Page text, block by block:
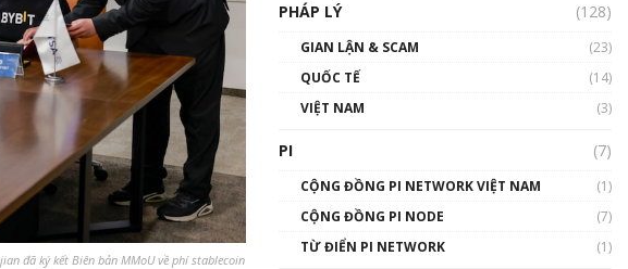
đã ký kết Biên bản MMoU về phí stablecoin
01:32:59
Talkshow17: Mùa đông
Crypto – Chiếc khăn gió ấm
PHÁP LÝ
(128)
GIAN LẬN & SCAM
(23)
QUỐC TẾ
(14)
VIỆT NAM
(3)
PI (7)
CỘNG ĐỒNG PI NETWORK VIỆT NAM
(1)
CỘNG ĐỒNG PI NODE
(7)
TỪ ĐIỂN PI NETWORK
(1)